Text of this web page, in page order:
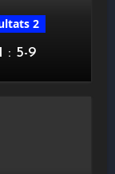
2
: 5-9